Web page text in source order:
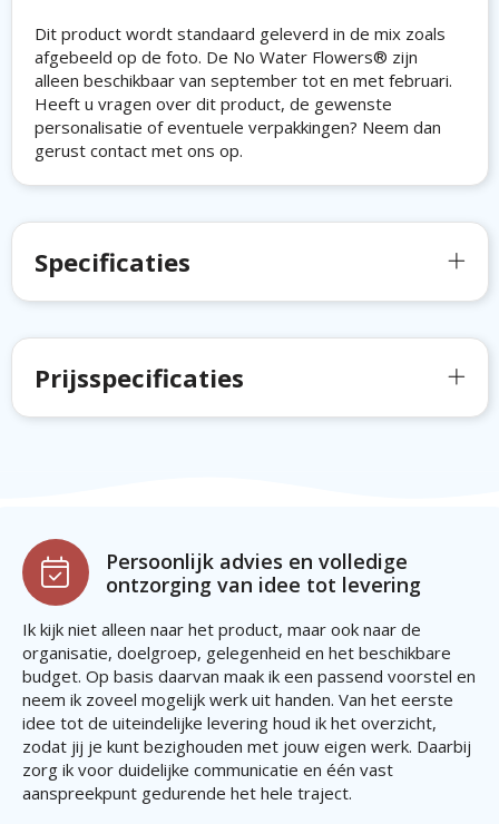
Dit product wordt standaard geleverd in de mix zoals
afgebeeld op de foto. De No Water Flowers® zijn
alleen beschikbaar van september tot en met februari.
Heeft u vragen over dit product, de gewenste
personalisatie of eventuele verpakkingen? Neem dan
gerust contact met ons op.
Specificaties
Prijsspecificaties
Persoonlijk advies en volledige
ontzorging van idee tot levering
Ik kijk niet alleen naar het product, maar ook naar de
organisatie, doelgroep, gelegenheid en het beschikbare
budget. Op basis daarvan maak ik een passend voorstel en
neem ik zoveel mogelijk werk uit handen. Van het eerste
idee tot de uiteindelijke levering houd ik het overzicht,
zodat jij je kunt bezighouden met jouw eigen werk. Daarbij
zorg ik voor duidelijke communicatie en één vast
aanspreekpunt gedurende het hele traject.